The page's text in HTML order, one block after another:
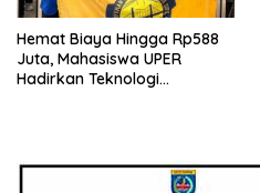
Hemat Biaya Hingga Rp588
Juta, Mahasiswa UPER
Hadirkan Teknologi